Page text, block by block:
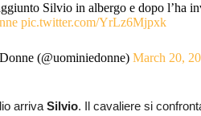
Silvio in albergo e dopo l’ha
pic.twitter.com/YrLz6Mjpxk
(@uominiedonne) March 20,
arriva Silvio. Il cavaliere si